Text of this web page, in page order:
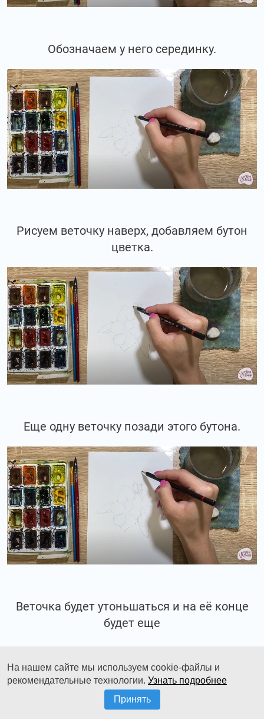
Обозначаем у него серединку.
Рисуем веточку наверх, добавляем бутон
цветка.
Еще одну веточку позади этого бутона.
Веточка будет утоньшаться и на её конце
будет еще
На нашем сайте мы используем cookie-файлы и
рекомендательные технологии. Узнать подробнее
Принять